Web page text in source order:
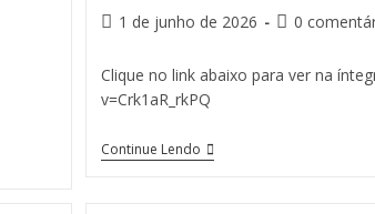
1 de junho de 2026 0
Clique no link abaixo para ver na
v=Crk1aR_rkPQ
Continue Lendo